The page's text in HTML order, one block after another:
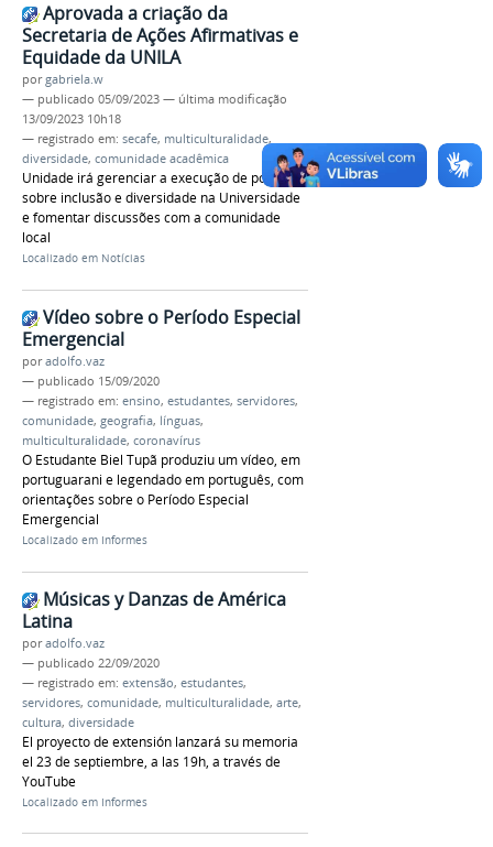
Aprovada a criação da
Secretaria de Ações Afirmativas e
Equidade da UNILA
porgabriela.w
— publicado 05/09/2023 — última modificação
13/09/2023 10h18
— registrado em: secafe, multiculturalidade,
diversidade, comunidade acadêmica
Unidade irá gerenciar a execução de políticas
sobre inclusão e diversidade na Universidade
e fomentar discussões com a comunidade
local
Localizado em Notícias
Vídeo sobre o Período Especial
Emergencial
poradolfo.vaz
— publicado 15/09/2020
— registrado em: ensino, estudantes, servidores,
comunidade, geografia, línguas,
multiculturalidade, coronavírus
O Estudante Biel Tupã produziu um vídeo, em
portuguarani e legendado em português, com
orientações sobre o Período Especial
Emergencial
Localizado em Informes
Músicas y Danzas de América
Latina
poradolfo.vaz
— publicado 22/09/2020
— registrado em: extensão, estudantes,
servidores, comunidade, multiculturalidade, arte,
cultura, diversidade
El proyecto de extensión lanzará su memoria
el 23 de septiembre, a las 19h, a través de
YouTube
Localizado em Informes